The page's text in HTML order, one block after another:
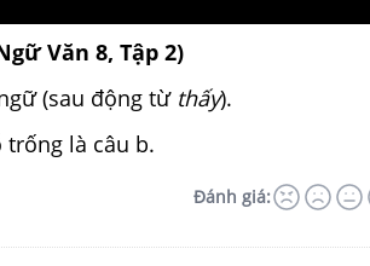
Văn 8, Tập 2)
(sau động từ thấy).
trống là câu b.
Đánh giá: